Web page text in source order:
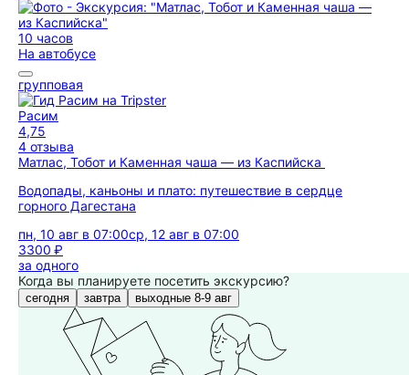
10 часов
На автобусе
групповая
Расим
4,75
4 отзыва
Матлас, Тобот и Каменная чаша — из Каспийска
Водопады, каньоны и плато: путешествие в сердце
горного Дагестана
пн, 10 авг в 07:00ср, 12 авг в 07:00
3300 ₽
за одного
Когда вы планируете посетить экскурсию?
сегодня завтра выходные 8-9 авг